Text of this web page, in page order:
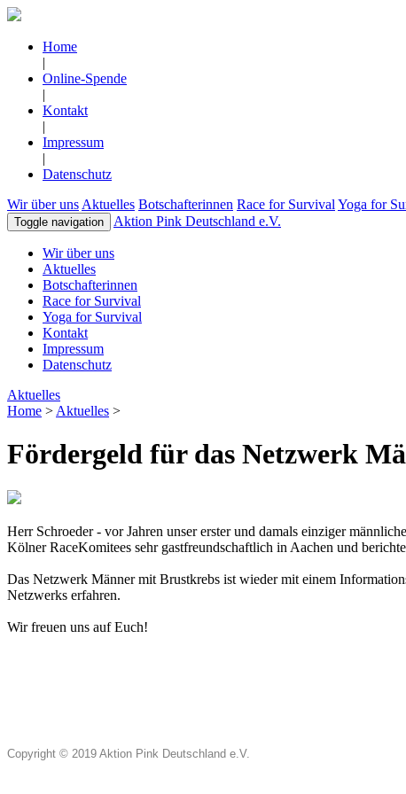
Home
|
Online-Spende
|
Kontakt
|
Impressum
|
Datenschutz
Wir über uns Aktuelles Botschafterinnen Race for Survival Yoga for
Toggle navigation Aktion Pink Deutschland e.V.
Wir über uns
Aktuelles
Botschafterinnen
Race for Survival
Yoga for Survival
Kontakt
Impressum
Datenschutz
Aktuelles
Home > Aktuelles >
Fördergeld für das Netzwerk
Herr Schroeder - vor Jahren unser erster und damals einziger
Kölner RaceKomitees sehr gastfreundschaftlich in Aachen und
Das Netzwerk Männer mit Brustkrebs ist wieder mit einem
Netzwerks erfahren.
Wir freuen uns auf Euch!
Copyright © 2019 Aktion Pink Deutschland e.V.